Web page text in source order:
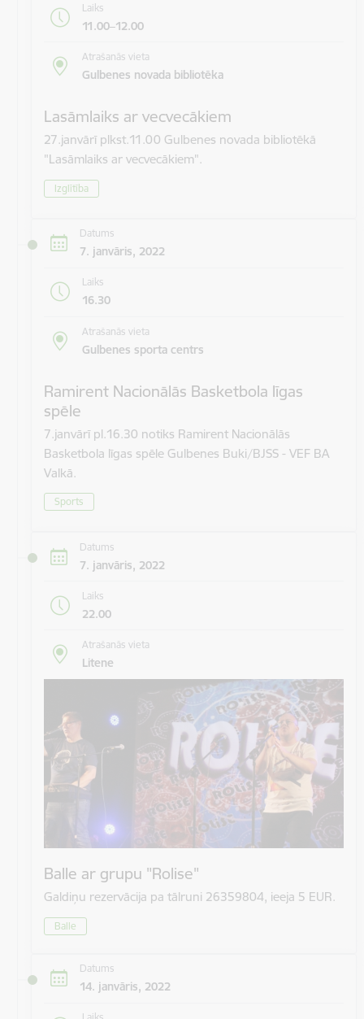
Laiks
11.00–12.00
Atrašanās vieta
Gulbenes novada bibliotēka
Lasāmlaiks ar vecvecākiem
27.janvārī plkst.11.00 Gulbenes novada bibliotēkā
"Lasāmlaiks ar vecvecākiem".
Izglītība
Datums
7. janvāris, 2022
Laiks
16.30
Atrašanās vieta
Gulbenes sporta centrs
Ramirent Nacionālās Basketbola līgas
spēle
7.janvārī pl.16.30 notiks Ramirent Nacionālās
Basketbola līgas spēle Gulbenes Buki/BJSS - VEF BA
Valkā.
Sports
Datums
7. janvāris, 2022
Laiks
22.00
Atrašanās vieta
Litene
Balle ar grupu "Rolise"
Galdiņu rezervācija pa tālruni 26359804, ieeja 5 EUR.
Balle
Datums
14. janvāris, 2022